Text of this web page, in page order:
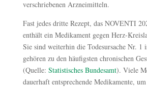
verschriebenen Arzneimitteln.
Fast jedes dritte Rezept, das NOVENTI
enthält ein Medikament gegen Herz-
Sie sind weiterhin die Todesursache Nr. 1
gehören zu den häufigsten chronischen
(Quelle: Statistisches Bundesamt). Viele
dauerhaft entsprechende Medikamente,